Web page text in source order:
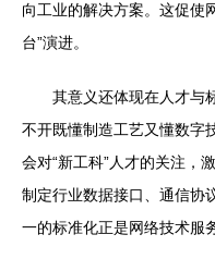
向工业的解决方案。这促使
台”演进。
其意义还体现在人才与
不开既懂制造工艺又懂数字
会对“新工科”人才的关注，
制定行业数据接口、通信协
一的标准化正是网络技术服